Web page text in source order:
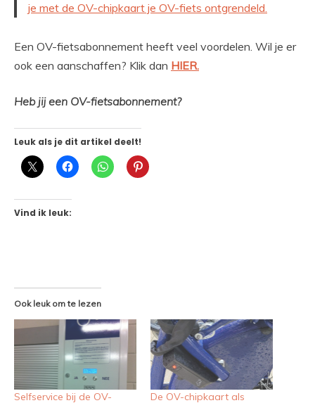
je met de OV-chipkaart je OV-fiets ontgrendeld.
Een OV-fietsabonnement heeft veel voordelen. Wil je er
ook een aanschaffen? Klik dan HIER.
Heb jij een OV-fietsabonnement?
Leuk als je dit artikel deelt!
Vind ik leuk:
Ook leuk om te lezen
Selfservice bij de OV- De OV-chipkaart als